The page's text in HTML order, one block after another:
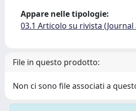
Appare nelle tipologie:
03.1 Articolo su rivista
File in questo prodotto:
Non ci sono file associati a